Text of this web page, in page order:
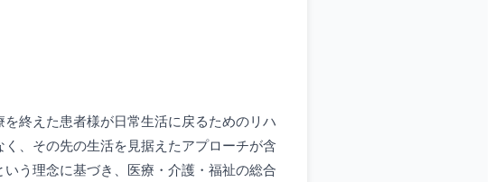
終えた患者様が日常生活に戻るためのリハ
、その先の生活を見据えたアプローチが含
う理念に基づき、医療・介護・福祉の総合